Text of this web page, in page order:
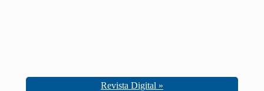
Revista Digital »